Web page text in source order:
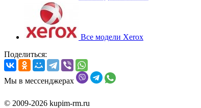
Все модели Xerox
Поделиться:
Мы в мессенджерах
© 2009-2026 kupim-rm.ru